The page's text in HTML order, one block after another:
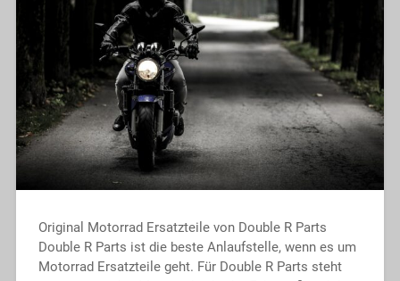
Original Motorrad Ersatzteile von Double R Parts
Double R Parts ist die beste Anlaufstelle, wenn es um
Motorrad Ersatzteile geht. Für Double R Parts steht